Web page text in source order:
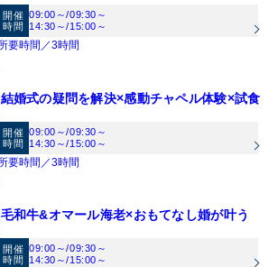
。オープンキッチン併設だからこそできるフランベ演出
理にこだわりたい方必見！！
点のラインナップ『ブライダルハウスTUTU』を体感】
同ビル13Fに併設。花嫁を魅了し続けるドレスをご体験
ルシール／フルブルーム／エレノア／ハーディエイミス
カ／アナスイ／ローラアシュレイ／アグネス／クアロ／
在にコーディネート可能。どんな色味でも合う会場のた
トで自分らしさを演出♪
OKAYAMA地下駐車場無料《ウェルカムベビー認
心♪
》【1】1件目見学で旅行券3万円（2件目以降は1万
（2万円相当）
OKAYAMA駐車場無料
20万円OFF【2】衣装48万円分プレゼント※特典は人
開催
時間
09:00～/09:30～
14:30～/15:00～
要時間／3時間
結婚式の疑問を解決×感動チャペル体験×試食
開催
時間
09:00～/09:30～
14:30～/15:00～
要時間／3時間
和牛&オマール海老×おもてなし婚が叶う
開催
時間
09:00～/09:30～
14:30～/15:00～